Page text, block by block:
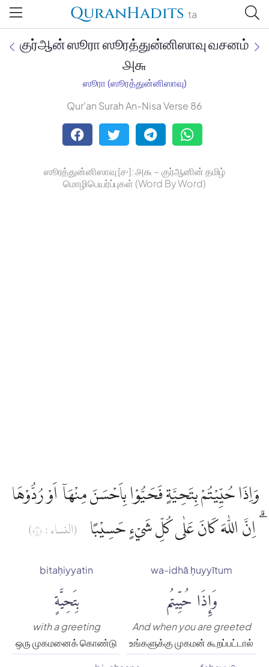
QuranHadits ta
Jan Trust Foundation
Mufti Omar Sheriff Qasimi,
குர்ஆன் ஸூரா ஸூரத்துன்னிஸாவு வசனம்
௮௬
ஸூரா (ஸூரத்துன்னிஸாவு)
Qur'an Surah An-Nisa Verse 86
ஸூரத்துன்னிஸாவு [௪]: ௮௬ ~ குர்ஆனின் தமிழ்
மொழிபெயர்ப்புகள் (Word By Word)
وَاِذَا حُيِّيْتُمْ بِتَحِيَّةٍ فَحَيُّوْا بِاَحْسَنَ مِنْهَآ اَوْ رُدُّوْهَا
ۗ اِنَّ اللّٰهَ كَانَ عَلٰى كُلِّ شَيْءٍ حَسِيْبًا
(النساء : ٤)
wa-idhā ḥuyyītum
وَإِذَا حُيِّيتُم
And when you are greeted
உங்களுக்கு முகமன் கூறப்பட்டால்
bitaḥiyyatin
بِتَحِيَّةٍ
with a greeting
ஒரு முகமனைக் கொண்டு